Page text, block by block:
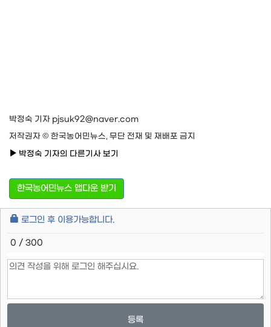
박정숙 기자 pjsuk92@naver.com
저작권자 © 한국농어민뉴스, 무단 전재 및 재배포 금지
박정숙 기자의 다른기사 보기
한국농어민뉴스 앱다운 받기
로그인 후 이용가능합니다.
0 / 300
등록